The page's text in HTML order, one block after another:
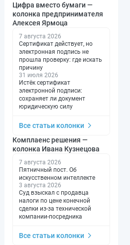
Цифра вместо бумаги —
колонка предпринимателя
Алексея Ярмоца
7 августа 2026
Сертификат действует, но
электронная подпись не
прошла проверку: где искать
причину
31 июля 2026
Истёк сертификат
электронной подписи:
сохраняет ли документ
юридическую силу
Все статьи колонки
Комплаенс решения —
колонка Ивана Кузнецова
7 августа 2026
Пятничный пост. Об
искусственном интеллекте
3 августа 2026
Суд взыскал с продавца
налоги по цене конечной
сделки из-за технической
компании-посредника
Все статьи колонки